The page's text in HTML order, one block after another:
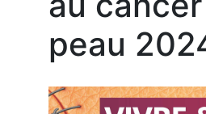
peau